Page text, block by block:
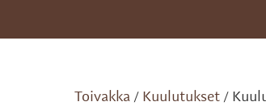
Toivakka / Kuulutukset /